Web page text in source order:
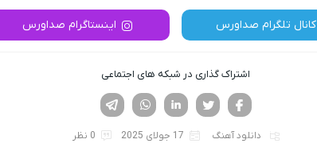
کانال تلگرام صداورس اینستاگرام صداورس
اشتراک گذاری در شبکه های اجتماعی
لینکدین تویتر
فیسوک
دانلود آهنگ 17 جولای 2025 0 نظر